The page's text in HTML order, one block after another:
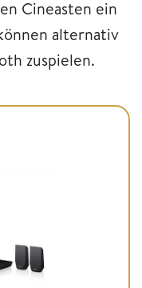
Cineasten ein
alternativ
zuspielen.